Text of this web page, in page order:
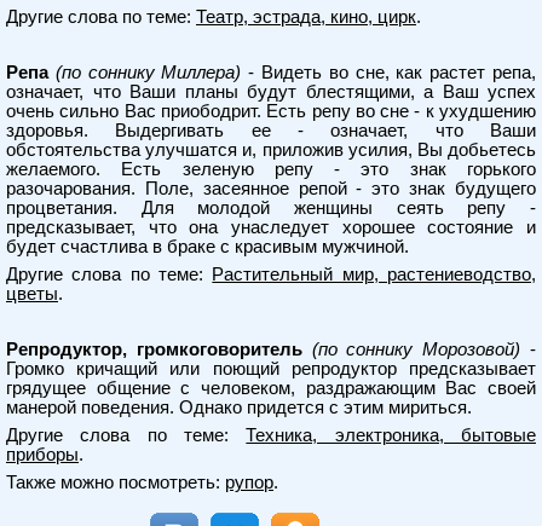
Другие слова по теме: Театр, эстрада, кино, цирк.
Репа (по соннику Миллера) - Видеть во сне, как растет репа,
означает, что Ваши планы будут блестящими, а Ваш успех
очень сильно Вас приободрит. Есть репу во сне - к ухудшению
здоровья. Выдергивать ее - означает, что Ваши
обстоятельства улучшатся и, приложив усилия, Вы добьетесь
желаемого. Есть зеленую репу - это знак горького
разочарования. Поле, засеянное репой - это знак будущего
процветания. Для молодой женщины сеять репу -
предсказывает, что она унаследует хорошее состояние и
будет счастлива в браке с красивым мужчиной.
Другие слова по теме:
Растительный мир, растениеводство,
цветы.
Репродуктор, громкоговоритель (по соннику Морозовой) -
Громко кричащий или поющий репродуктор предсказывает
грядущее общение с человеком, раздражающим Вас своей
манерой поведения. Однако придется с этим мириться.
Другие слова по теме:Техника, электроника, бытовые
приборы.
Также можно посмотреть: рупор.